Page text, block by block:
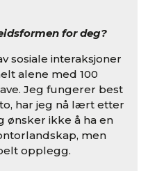
for deg?
sosiale interaksjoner
alene med 100
Jeg fungerer best
har jeg nå lært etter
ønsker ikke å ha en
men
opplegg.